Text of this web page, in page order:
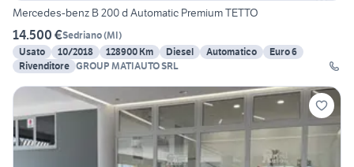
Mercedes-benz B 200 d Automatic Premium TETTO
14.500 €Sedriano(MI)
Usato
10/2018 128900 Km Diesel Automatico
Euro 6
Rivenditore GROUP MATIAUTO SRL